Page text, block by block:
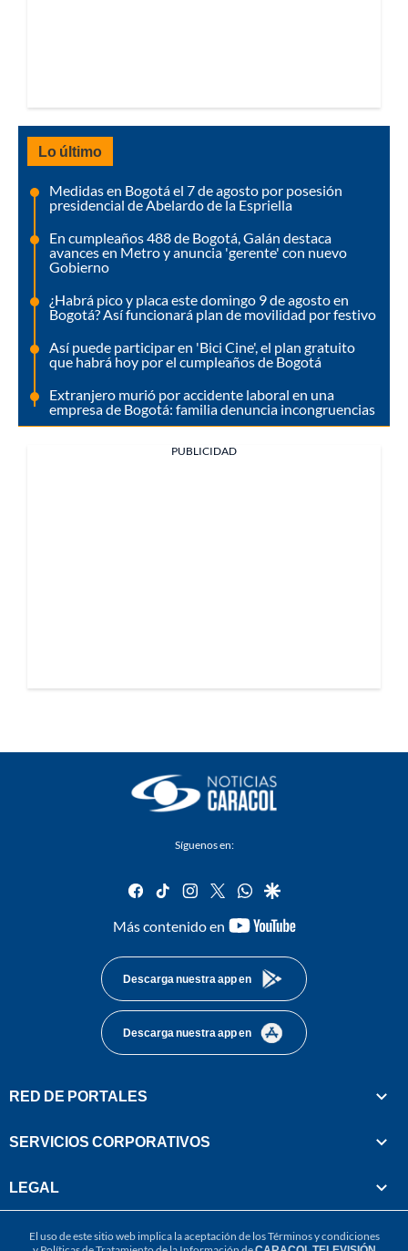
Lo último
Medidas en Bogotá el 7 de agosto por posesión
presidencial de Abelardo de la Espriella
En cumpleaños 488 de Bogotá, Galán destaca
avances en Metro y anuncia 'gerente' con nuevo
Gobierno
¿Habrá pico y placa este domingo 9 de agosto en
Bogotá? Así funcionará plan de movilidad por festivo
Así puede participar en 'Bici Cine', el plan gratuito
que habrá hoy por el cumpleaños de Bogotá
Extranjero murió por accidente laboral en una
empresa de Bogotá: familia denuncia incongruencias
PUBLICIDAD
Síguenos en:
facebook
tiktok instagram
twitterwhatsapp
google
Más contenido en
youtube-
Descarga nuestra app en
Descarga nuestra app en
RED DE PORTALES
SERVICIOS CORPORATIVOS
LEGAL
El uso de este sitio web implica la aceptación de losTérminos y condiciones